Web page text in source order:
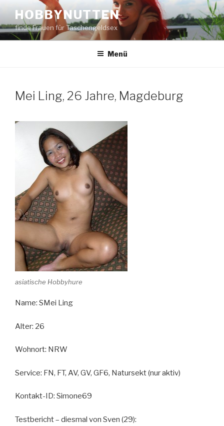
Inhalt
springen
HOBBYNUTTEN
finde Frauen für Taschengeldsex
Menü
Mei Ling, 26 Jahre, Magdeburg
asiatische Hobbyhure
Name: SMei Ling
Alter: 26
Wohnort: NRW
Service: FN, FT, AV, GV, GF6, Natursekt (nur aktiv)
Kontakt-ID: Simone69
Testbericht – diesmal von Sven (29):